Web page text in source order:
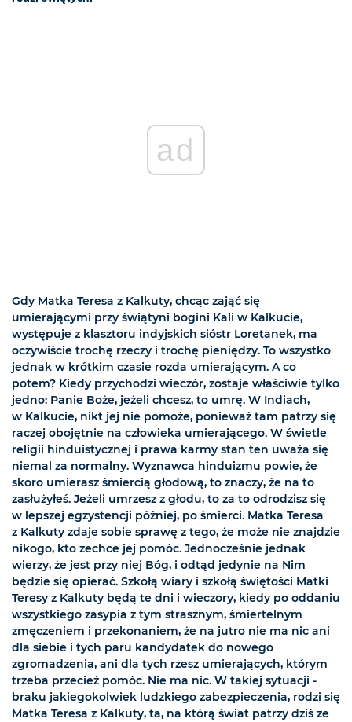
ad
Gdy Matka Teresa z Kalkuty, chcąc zająć się
umierającymi przy świątyni bogini Kali w Kalkucie,
występuje z klasztoru indyjskich sióstr Loretanek, ma
oczywiście trochę rzeczy i trochę pieniędzy. To wszystko
jednak w krótkim czasie rozda umierającym. A co
potem? Kiedy przychodzi wieczór, zostaje właściwie tylko
jedno: Panie Boże, jeżeli chcesz, to umrę. W Indiach,
w Kalkucie, nikt jej nie pomoże, ponieważ tam patrzy się
raczej obojętnie na człowieka umierającego. W świetle
religii hinduistycznej i prawa karmy stan ten uważa się
niemal za normalny. Wyznawca hinduizmu powie, że
skoro umierasz śmiercią głodową, to znaczy, że na to
zasłużyłeś. Jeżeli umrzesz z głodu, to za to odrodzisz się
w lepszej egzystencji później, po śmierci. Matka Teresa
z Kalkuty zdaje sobie sprawę z tego, że może nie znajdzie
nikogo, kto zechce jej pomóc. Jednocześnie jednak
wierzy, że jest przy niej Bóg, i odtąd jedynie na Nim
będzie się opierać. Szkołą wiary i szkołą świętości Matki
Teresy z Kalkuty będą te dni i wieczory, kiedy po oddaniu
wszystkiego zasypia z tym strasznym, śmiertelnym
zmęczeniem i przekonaniem, że na jutro nie ma nic ani
dla siebie i tych paru kandydatek do nowego
zgromadzenia, ani dla tych rzesz umierających, którym
trzeba przecież pomóc. Nie ma nic. W takiej sytuacji -
braku jakiegokolwiek ludzkiego zabezpieczenia, rodzi się
Matka Teresa z Kalkuty, ta, na którą świat patrzy dziś ze